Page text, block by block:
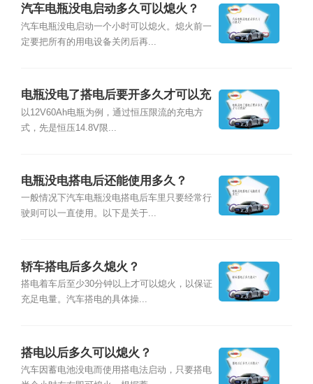
汽车电瓶没电启动多久可以熄火？
汽车电瓶没电启动一个小时可以熄火。熄火前一
定要把所有的用电设备关闭后再...
电瓶没电了搭电后要开多久才可以充
满？
以12V60Ah电瓶为例，通过恒压限流的充电方
式，先是恒压14.8V限...
电瓶没电搭电后还能使用多久？
一般情况下汽车电瓶没电搭电后车里只要经常行
驶则可以一直使用。以下是关于...
轿车搭电后多久熄火？
搭电着车后至少30分钟以上才可以熄火，以保证
充足电量。汽车搭电的具体操...
搭电以后多久可以熄火？
汽车因蓄电池没电而使用搭电法启动，只要搭电